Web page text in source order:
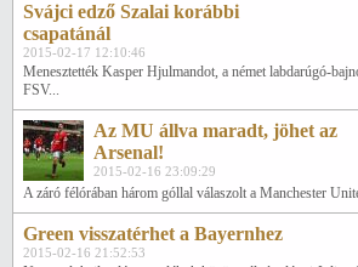
Svájci edző Szalai korábbi
csapatánál
2015-02-17 12:10:46
Menesztették Kasper Hjulmandot, a német labdarúgó-
FSV...
Az MU állva maradt, jöhet az
Arsenal!
2015-02-16 23:09:29
A záró félórában három góllal válaszolt a Manchester
Green visszatérhet a Bayernhez
2015-02-16 21:52:53